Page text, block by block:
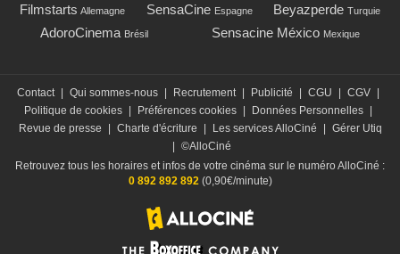
Filmstarts Allemagne SensaCine Espagne Beyazperde Turquie
AdoroCinema Brésil Sensacine México Mexique
Contact | Qui sommes-nous | Recrutement | Publicité | CGU | CGV |
Politique de cookies | Préférences cookies | Données Personnelles |
Revue de presse
| Charte d'écriture | Les services AlloCiné | Gérer Utiq
| ©AlloCiné
Retrouvez tous les horaires et infos de votre cinéma sur le numéro AlloCiné :
0 892 892 892 (0,90€/minute)